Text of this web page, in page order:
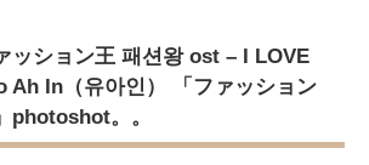
ッション王 패션왕 ost – I LOVE
Ah In（유아인） 「ファッション
photoshot。。